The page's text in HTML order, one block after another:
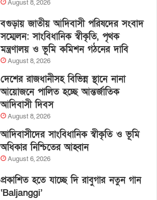
August 8, 2026
বগুড়ায় জাতীয় আদিবাসী পরিষদের সংবাদ
সম্মেলন: সাংবিধানিক স্বীকৃতি, পৃথক
মন্ত্রণালয় ও ভূমি কমিশন গঠনের দাবি
August 8, 2026
দেশের রাজধানীসহ বিভিন্ন স্থানে নানা
আয়োজনে পালিত হচ্ছে আন্তর্জাতিক
আদিবাসী দিবস
August 8, 2026
আদিবাসীদের সাংবিধানিক স্বীকৃতি ও ভূমি
অধিকার নিশ্চিতের আহ্বান
August 6, 2026
প্রকাশিত হতে যাচ্ছে দি রাবুগার নতুন গান
‘Baljanggi’